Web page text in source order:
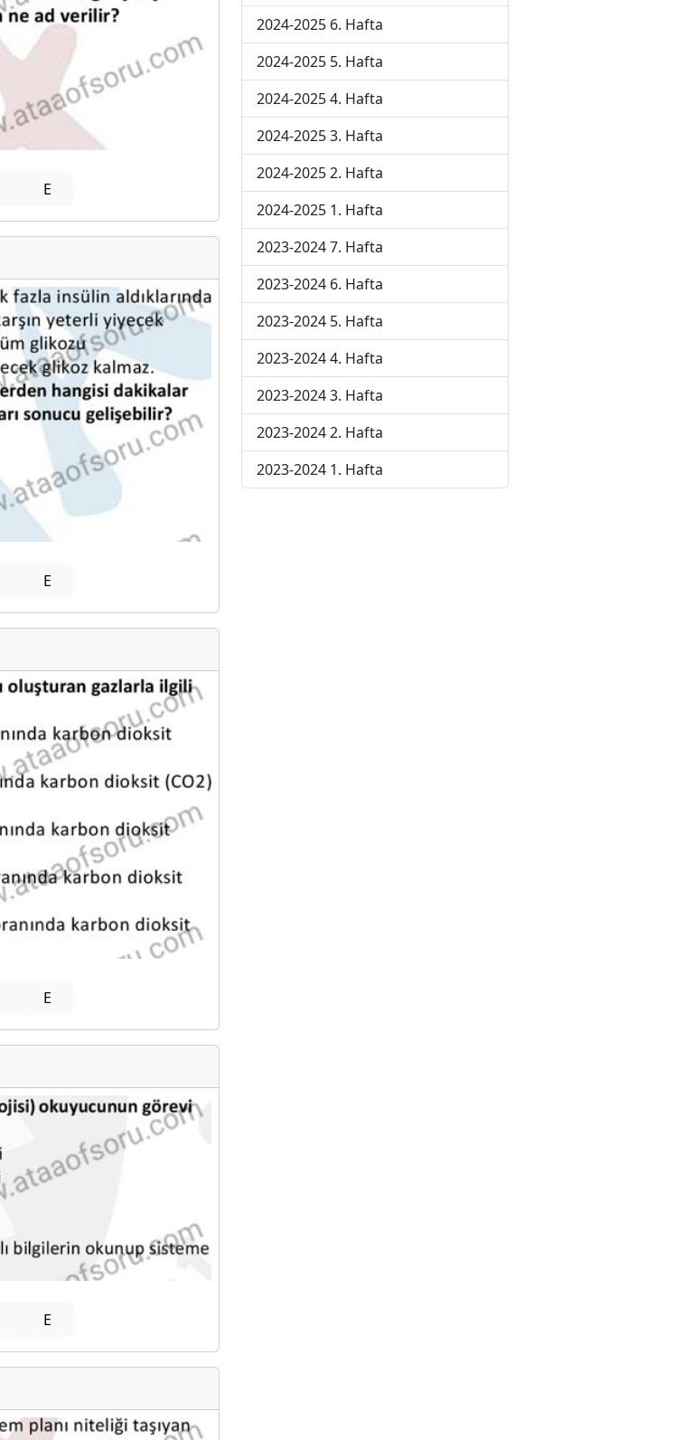
E
E
E
E
2024-2025 6. Hafta
2024-2025 5. Hafta
2024-2025 4. Hafta
2024-2025 3. Hafta
2024-2025 2. Hafta
2024-2025 1. Hafta
2023-2024 7. Hafta
2023-2024 6. Hafta
2023-2024 5. Hafta
2023-2024 4. Hafta
2023-2024 3. Hafta
2023-2024 2. Hafta
2023-2024 1. Hafta